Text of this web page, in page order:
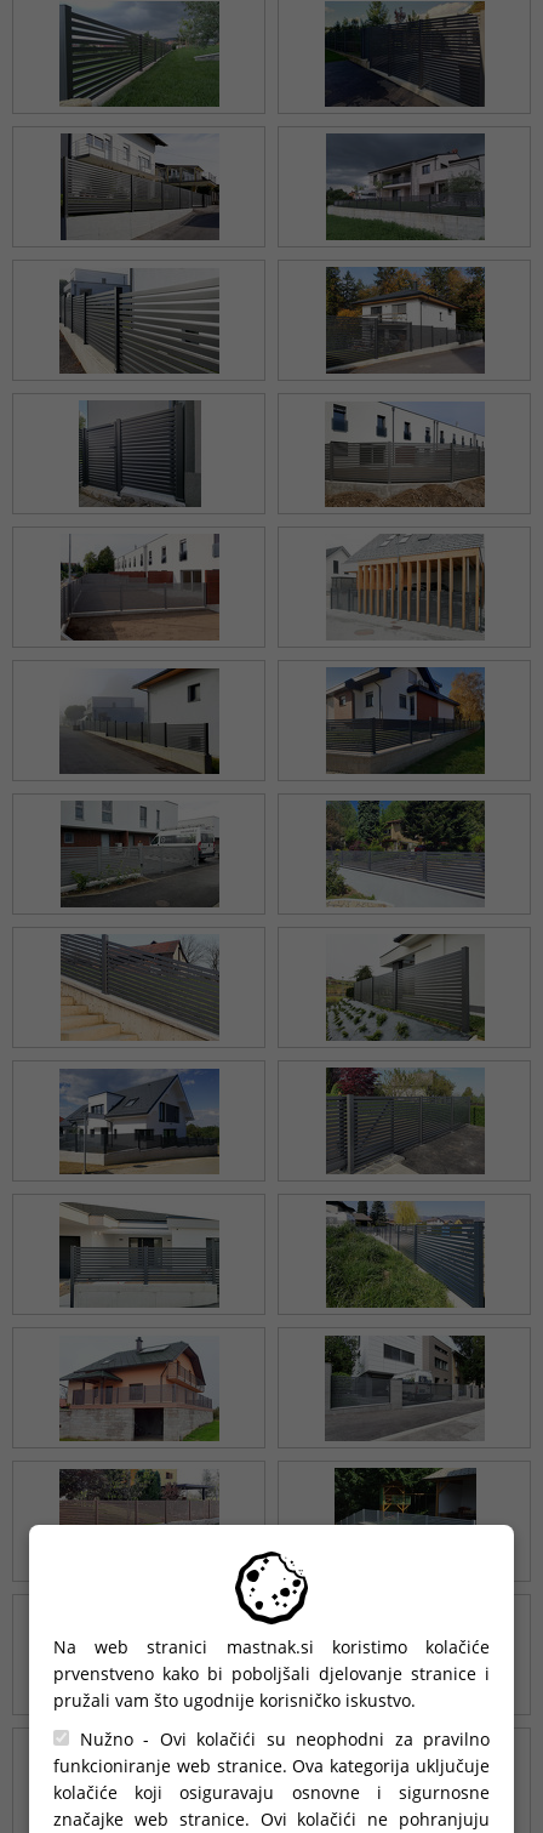
Na web stranici mastnak.si koristimo kolačiće
prvenstveno kako bi poboljšali djelovanje stranice i
pružali vam što ugodnije korisničko iskustvo.
Nužno - Ovi kolačići su neophodni za pravilno
funkcioniranje web stranice. Ova kategorija uključuje
kolačiće koji osiguravaju osnovne i sigurnosne
značajke web stranice. Ovi kolačići ne pohranjuju